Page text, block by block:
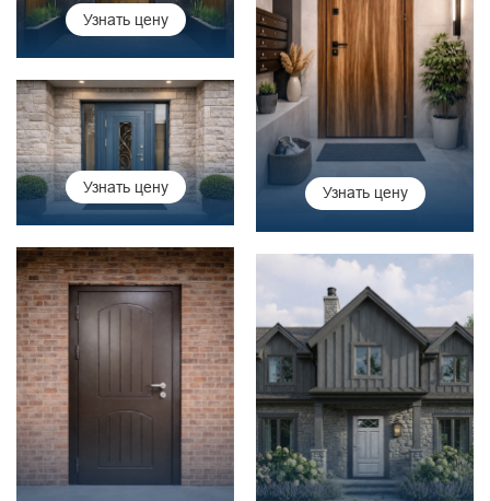
Узнать цену
Узнать цену
Узнать цену